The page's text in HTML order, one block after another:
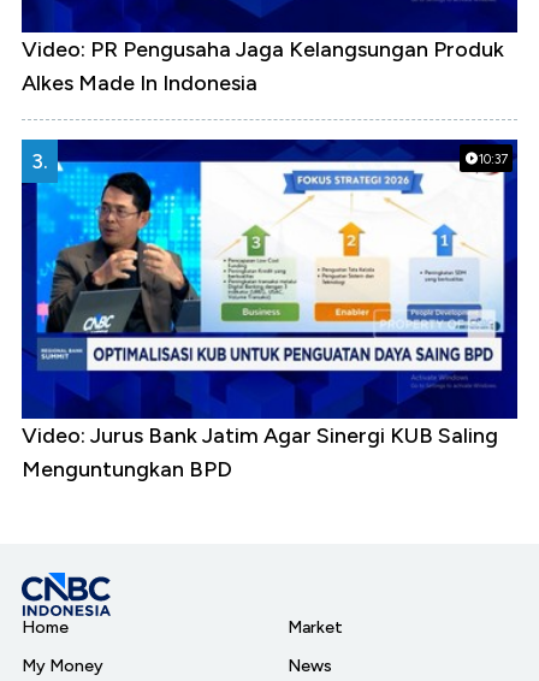
Video: PR Pengusaha Jaga Kelangsungan Produk
Alkes Made In Indonesia
10:37
3.
Video: Jurus Bank Jatim Agar Sinergi KUB Saling
Menguntungkan BPD
Home
My Money
Market
News